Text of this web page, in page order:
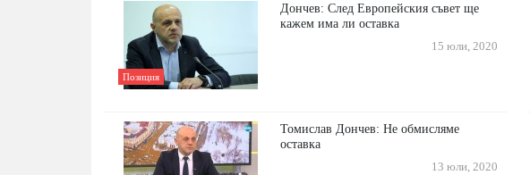
Позиция
Дончев: След Европейския съвет ще
кажем има ли оставка
15 юли, 2020
Томислав Дончев: Не обмисляме
оставка
13 юли, 2020